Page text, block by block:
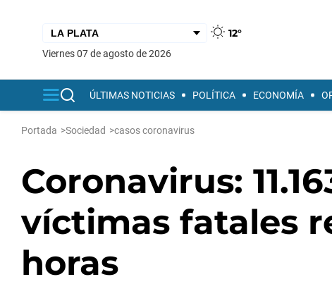
12°
viernes 07 de agosto de 2026
ÚLTIMAS NOTICIAS POLÍTICA ECONOMÍA
Portada >Sociedad >casos coronavirus
Coronavirus:
víctimas fatales
horas